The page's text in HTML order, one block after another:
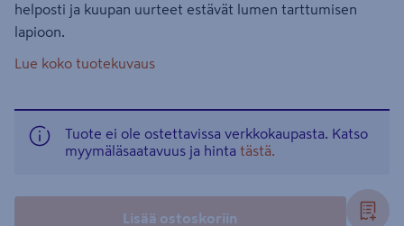
helposti ja kuupan uurteet estävät lumen tarttumisen
lapioon.
Lue koko tuotekuvaus
Tuote ei ole ostettavissa verkkokaupasta. Katso
myymäläsaatavuus ja hinta tästä.
Lisää ostoskoriin